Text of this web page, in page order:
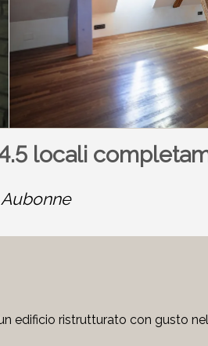
locali
Aubonne
edificio ristrutturato con gusto